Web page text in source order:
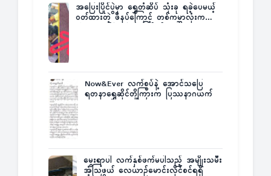
အပြေးပြိုင်ပွဲမှာ ရွှေတံဆိပ် သုံးခု ရခဲ့ပေမယ့်
ဝတ်ထားတဲ့ ဖိနပ်ကြောင့် တစ်ကမ္ဘာလုံးက
Now&Ever လက်စွပ်နဲ့ အောင်သပြေ
ရတနာရွှေဆိုင်တို့ကြားက ပြဿနာဂယက်
မွေးရာပါ လက်နှစ်ဖက်မပါသည့် အမျိုးသမီး
အံ့သြဖွယ် လေယာဉ်မောင်းလိုင်စင်ရရှိ